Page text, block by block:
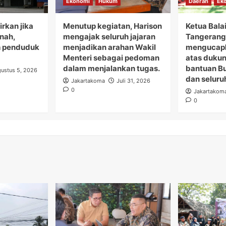
jika
penduduk
5, 2026
Menutup kegiatan, Harison
mengajak seluruh jajaran
menjadikan arahan Wakil
Menteri sebagai pedoman
dalam menjalankan tugas.
Jakartakoma
Juli 31, 2026
0
Ketua
atas
bantuan
dan
0